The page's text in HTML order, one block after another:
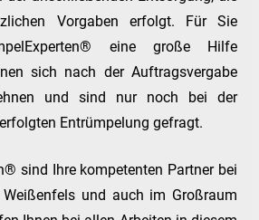
Vorgaben erfolgt. Für Sie
eine große Hilfe
sich nach der Auftragsvergabe
und sind nur noch bei der
Entrümpelung gefragt.
sind Ihre kompetenten Partner bei
Weißenfels und auch im Großraum